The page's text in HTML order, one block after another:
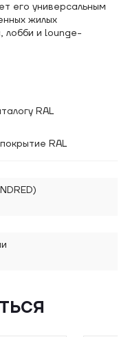
его универсальным
лобби и lounge-
RAL
RAL